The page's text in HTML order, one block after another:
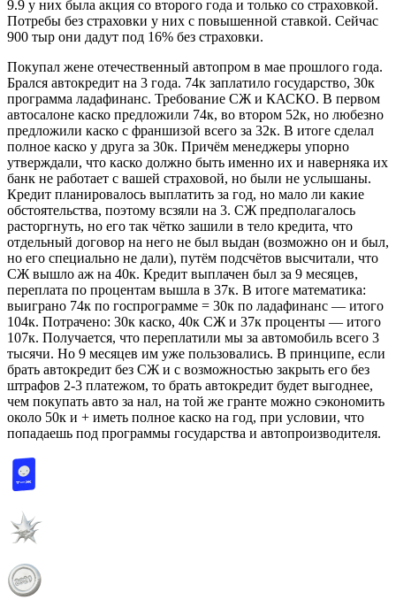
9.9 у них была акция со второго года и только со страховкой.
Потребы без страховки у них с повышенной ставкой. Сейчас
900 тыр они дадут под 16% без страховки.
Покупал жене отечественный автопром в мае прошлого года.
Брался автокредит на 3 года. 74к заплатило государство, 30к
программа ладафинанс. Требование СЖ и КАСКО. В первом
автосалоне каско предложили 74к, во втором 52к, но любезно
предложили каско с франшизой всего за 32к. В итоге сделал
полное каско у друга за 30к. Причём менеджеры упорно
утверждали, что каско должно быть именно их и наверняка их
банк не работает с вашей страховой, но были не услышаны.
Кредит планировалось выплатить за год, но мало ли какие
обстоятельства, поэтому всзяли на 3. СЖ предполагалось
расторгнуть, но его так чётко зашили в тело кредита, что
отдельный договор на него не был выдан (возможно он и был,
но его специально не дали), путём подсчётов высчитали, что
СЖ вышло аж на 40к. Кредит выплачен был за 9 месяцев,
переплата по процентам вышла в 37к. В итоге математика:
выиграно 74к по госпрограмме = 30к по ладафинанс — итого
104к. Потрачено: 30к каско, 40к СЖ и 37к проценты — итого
107к. Получается, что переплатили мы за автомобиль всего 3
тысячи. Но 9 месяцев им уже пользовались. В принципе, если
брать автокредит без СЖ и с возможностью закрыть его без
штрафов 2-3 платежом, то брать автокредит будет выгоднее,
чем покупать авто за нал, на той же гранте можно сэкономить
около 50к и + иметь полное каско на год, при условии, что
попадаешь под программы государства и автопроизводителя.